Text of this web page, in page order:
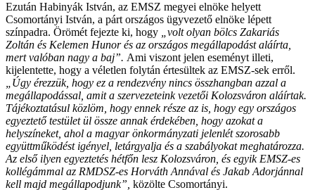
Ezután Habinyák István, az EMSZ megyei elnöke helyett
Csomortányi István, a párt országos ügyvezető elnöke lépett
színpadra. Örömét fejezte ki, hogy
„volt olyan bölcs Zakariás
Zoltán és Kelemen Hunor és az országos megállapodást aláírta,
mert valóban nagy a baj”. Ami viszont jelen eseményt illeti,
kijelentette, hogy a véletlen folytán értesültek az EMSZ-sek erről.
„Úgy érezzük, hogy ez a rendezvény nincs összhangban azzal a
megállapodással, amit a szervezeteink vezetői Kolozsváron aláírtak.
Tájékoztatásul közlöm, hogy ennek része az is, hogy egy országos
egyeztető testület ül össze annak érdekében, hogy azokat a
helyszíneket, ahol a magyar önkormányzati jelenlét szorosabb
együttműködést igényel, letárgyalja és a szabályokat meghatározza.
Az első ilyen egyeztetés hétfőn lesz Kolozsváron, és egyik EMSZ-es
kollégámmal az RMDSZ-es Horváth Annával és Jakab Adorjánnal
kell majd megállapodjunk”, közölte Csomortányi.